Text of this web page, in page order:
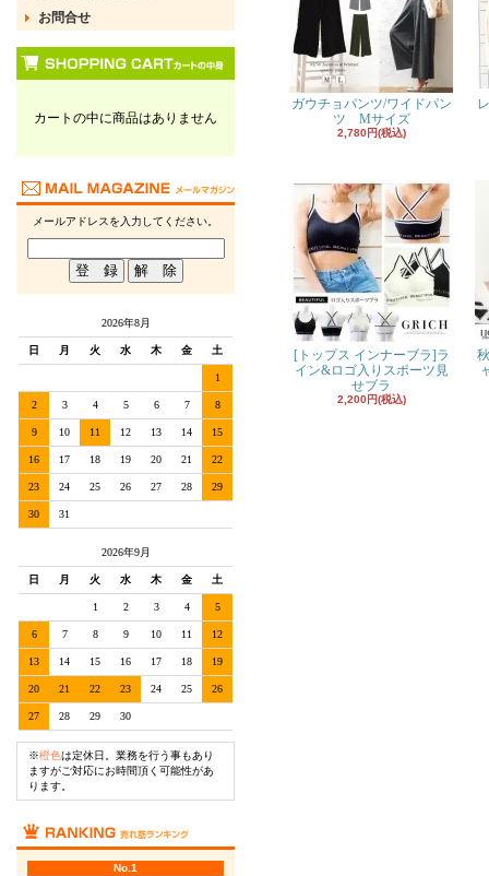
お問合せ
カートの中に商品はありません
メールアドレスを入力してください。
2026年8月
日 月 火 水 木 金 土
1
2 3 4 5 6 7 8
9 10 11 12 13 14 15
16 17 18 19 20 21 22
23 24 25 26 27 28 29
30 31
2026年9月
日 月 火 水 木 金 土
1 2 3 4 5
6 7 8 9 10 11 12
13 14 15 16 17 18 19
20 21 22 23 24 25 26
27 28 29 30
※橙色は定休日。業務を行う事もあり
ますがご対応にお時間頂く可能性があ
ります。
No.1
ガウチョパンツ/ワイドパン
ツ Mサイズ
2,780円(税込)
[トップス インナーブラ]ラ
イン&ロゴ入りスポーツ見
せブラ
2,200円(税込)